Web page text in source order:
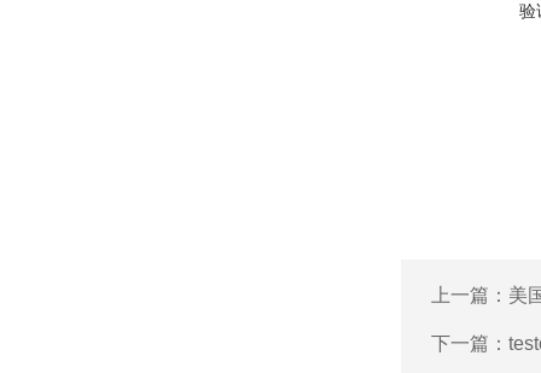
验
上一篇： 美
下一篇：